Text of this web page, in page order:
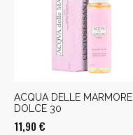
ACQUA DELLE MARMORE
DOLCE 30
11,90 €